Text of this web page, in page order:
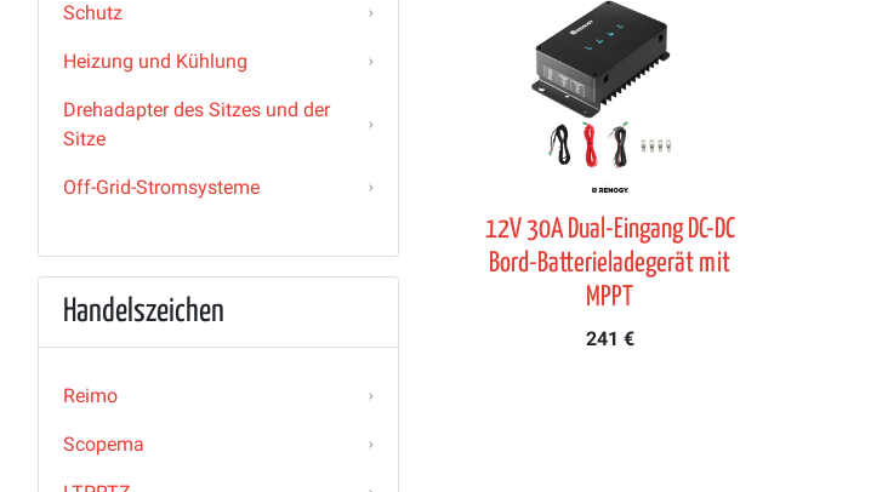
Schutz
Heizung und Kühlung
Drehadapter des Sitzes und der
Sitze
Off-Grid-Stromsysteme
Handelszeichen
Reimo
Scopema
12V 30A Dual-Eingang DC-DC
Bord-Batterieladegerät mit
MPPT
241 €